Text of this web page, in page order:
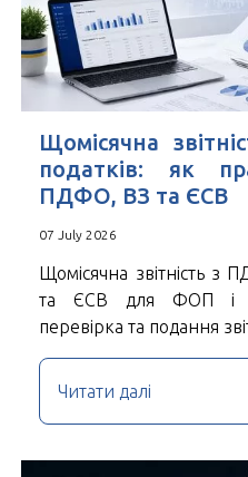
Щомісячна
податків: як
ПДФО, ВЗ та ЄСВ
07 July 2026
Щомісячна звітність з
та ЄСВ для ФОП і
перевірка та подання
Читати далі